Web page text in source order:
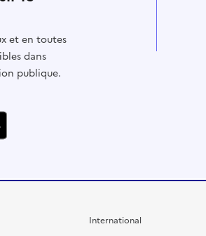
et en toutes
dans
publique.
International